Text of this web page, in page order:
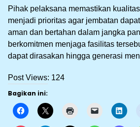
Pihak pelaksana memastikan
menjadi prioritas agar jembatan
aman dan bertahan dalam jangka
berkomitmen menjaga fasilitas
dapat dirasakan hingga generasi
Post Views: 124
Bagikan ini: